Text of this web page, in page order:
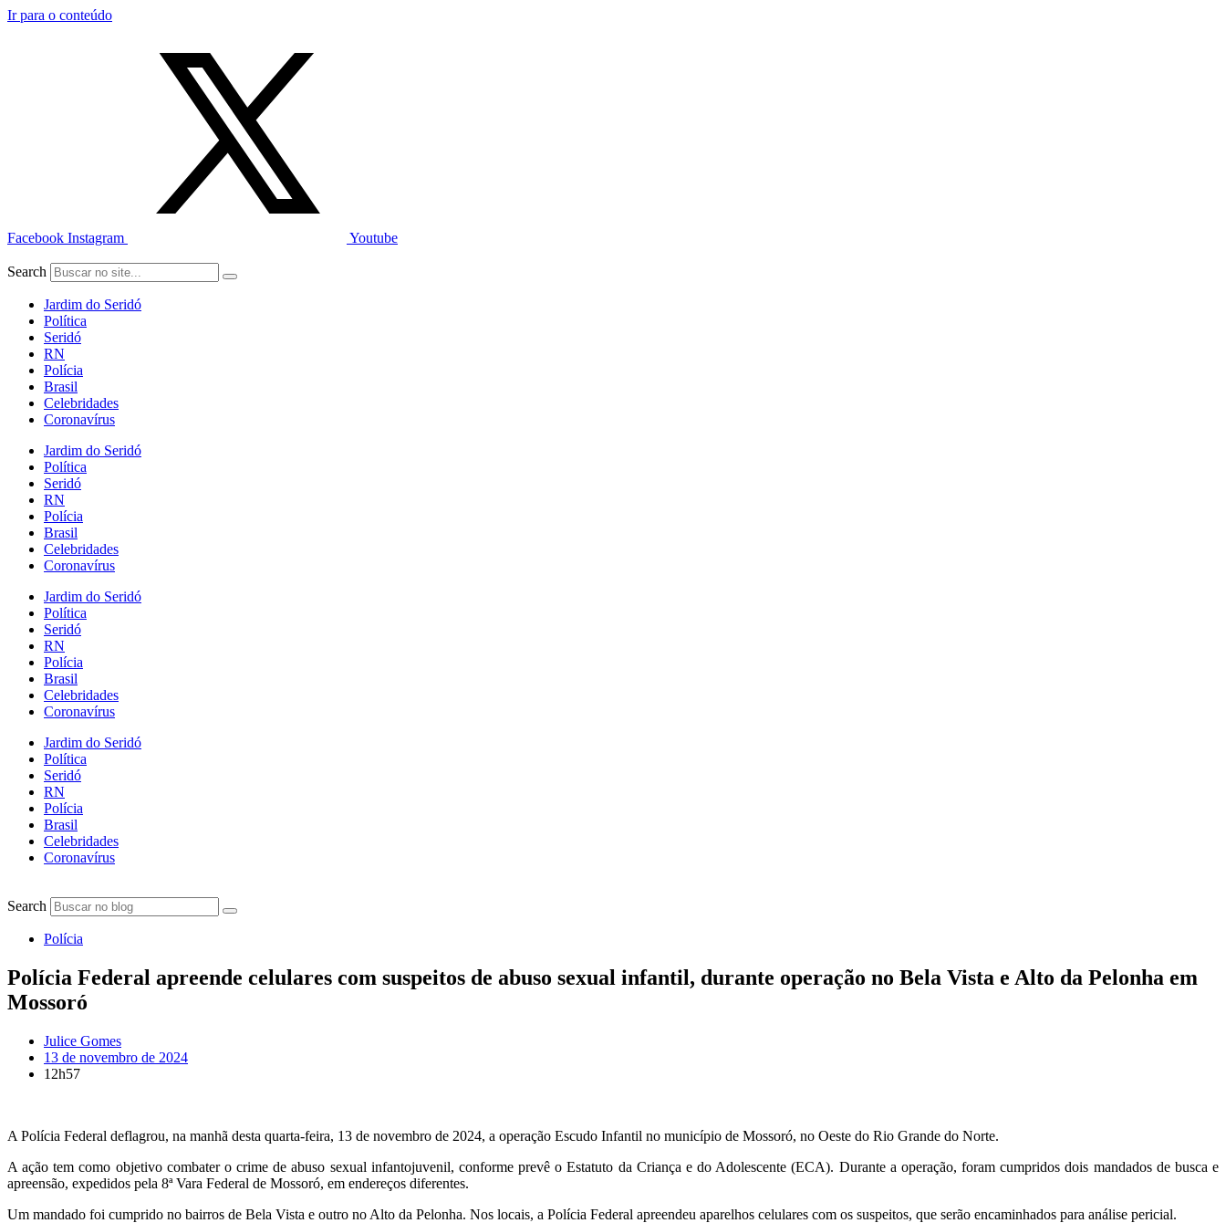
Ir para o conteúdo
Facebook Instagram Youtube
Search
Jardim do Seridó
Política
Seridó
RN
Polícia
Brasil
Celebridades
Coronavírus
Jardim do Seridó
Política
Seridó
RN
Polícia
Brasil
Celebridades
Coronavírus
Jardim do Seridó
Política
Seridó
RN
Polícia
Brasil
Celebridades
Coronavírus
Jardim do Seridó
Política
Seridó
RN
Polícia
Brasil
Celebridades
Coronavírus
Search
Polícia
Polícia Federal apreende celulares com suspeitos de abuso sexual infantil, durante operação no Bela Vista e Alto da Pelonha em
Mossoró
Julice Gomes
13 de novembro de 2024
12h57
A Polícia Federal deflagrou, na manhã desta quarta-feira, 13 de novembro de 2024, a operação Escudo Infantil no município de Mossoró, no Oeste do Rio Grande do Norte.
A ação tem como objetivo combater o crime de abuso sexual infantojuvenil, conforme prevê o Estatuto da Criança e do Adolescente (ECA). Durante a operação, foram cumpridos dois mandados de busca e
apreensão, expedidos pela 8ª Vara Federal de Mossoró, em endereços diferentes.
Um mandado foi cumprido no bairros de Bela Vista e outro no Alto da Pelonha. Nos locais, a Polícia Federal apreendeu aparelhos celulares com os suspeitos, que serão encaminhados para análise pericial.